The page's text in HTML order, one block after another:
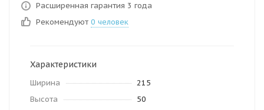
Расширенная гарантия 3 года
Рекомендуют 0 человек
Характеристики
Ширина
215
Высота
50